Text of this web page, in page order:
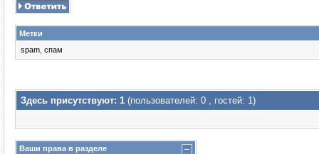
Метки
spam спам
Здесь присутствуют: 1 (пользователей: 0 , гостей: 1)
Ваши права в разделе